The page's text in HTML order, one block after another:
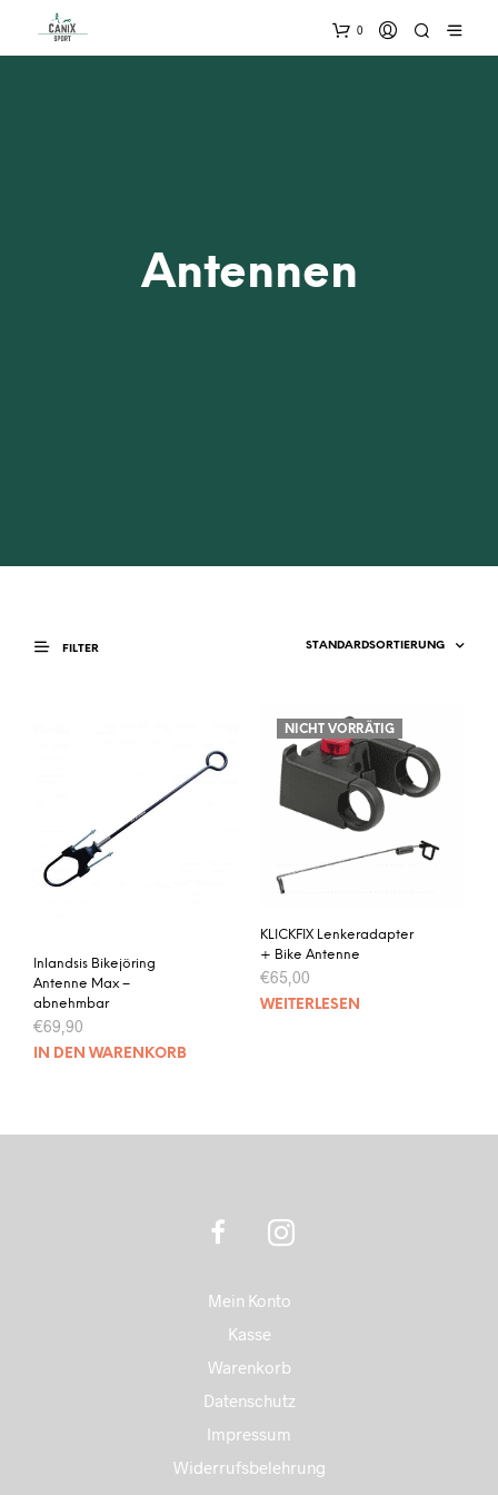
0
Antennen
FILTER
Inlandsis Bikejöring
Antenne Max –
abnehmbar
€69,90
IN DEN WARENKORB
NICHT VORRÄTIG
KLICKFIX Lenkeradapter
+ Bike Antenne
€65,00
WEITERLESEN
Mein Konto
Kasse
Warenkorb
Datenschutz
Impressum
Widerrufsbelehrung